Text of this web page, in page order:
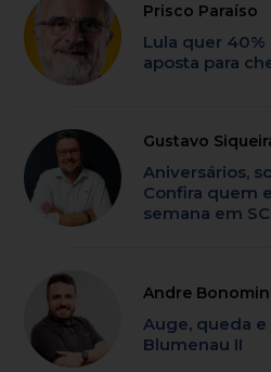
Prisco Paraíso
Lula quer 40%
aposta para
Gustavo
Aniversários,
Confira quem
semana em SC
Andre
Auge, queda
Blumenau II